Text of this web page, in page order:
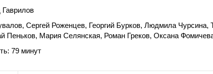
Сергей Роженцев, Георгий Бурков, Людмила Чурсина,
Пеньков, Мария Селянская, Роман Греков, Оксана
79 минут